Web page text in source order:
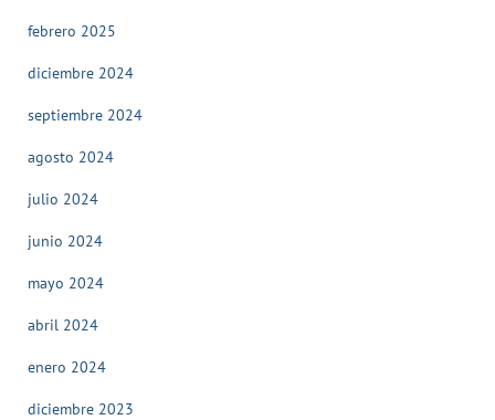
febrero 2025
diciembre 2024
septiembre 2024
agosto 2024
julio 2024
junio 2024
mayo 2024
abril 2024
enero 2024
diciembre 2023